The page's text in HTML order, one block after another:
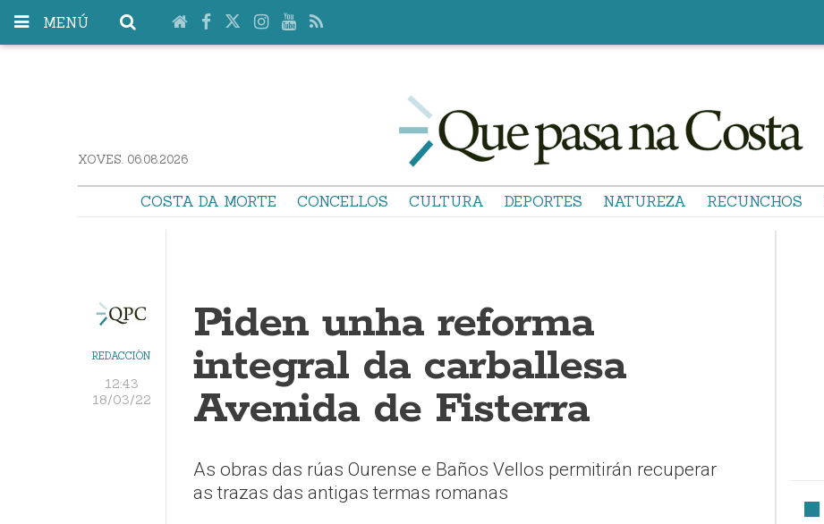
MENÚ
XOVES. 06.08.2026
COSTA DA MORTE CONCELLOS CULTURA DEPORTES NATUREZA RECUNCHOS
REDACCIÓN
12:43
18/03/22
Piden unha reforma
integral da carballesa
Avenida de Fisterra
As obras das rúas Ourense e Baños Vellos permitirán recuperar
as trazas das antigas termas romanas